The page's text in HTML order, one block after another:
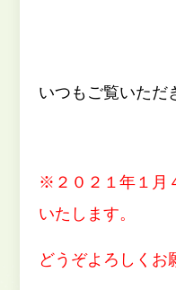
いつもご覧いただ
※２０２１年１月
いたします。
どうぞよろしくお